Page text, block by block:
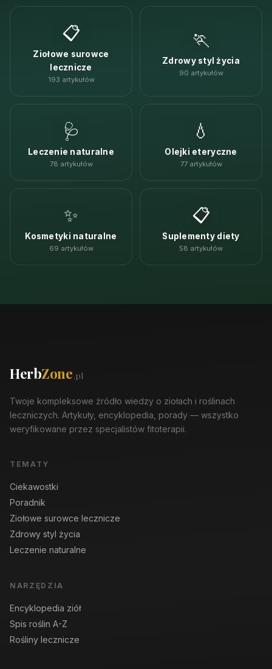
📋
Ziołowe surowce
lecznicze
193 artykułów
🏃
Zdrowy styl życia
90 artykułów
🩺
Leczenie naturalne
78 artykułów
💧
Olejki eteryczne
77 artykułów
✨
Kosmetyki naturalne
69 artykułów
📋
Suplementy diety
58 artykułów
HerbZone.pl
Twoje kompleksowe źródło wiedzy o ziołach i roślinach
leczniczych. Artykuły, encyklopedia, porady — wszystko
weryfikowane przez specjalistów fitoterapii.
TEMATY
Ciekawostki
Poradnik
Ziołowe surowce lecznicze
Zdrowy styl życia
Leczenie naturalne
NARZĘDZIA
Encyklopedia ziół
Spis roślin A-Z
Rośliny lecznicze